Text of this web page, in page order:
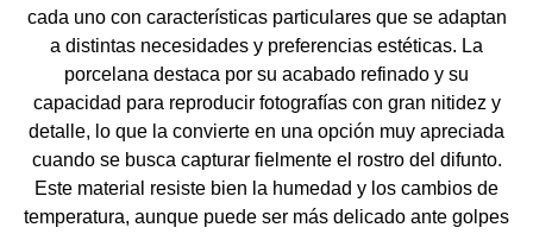
cada uno con características particulares que se adaptan
a distintas necesidades y preferencias estéticas. La
porcelana destaca por su acabado refinado y su
capacidad para reproducir fotografías con gran nitidez y
detalle, lo que la convierte en una opción muy apreciada
cuando se busca capturar fielmente el rostro del difunto.
Este material resiste bien la humedad y los cambios de
temperatura, aunque puede ser más delicado ante golpes